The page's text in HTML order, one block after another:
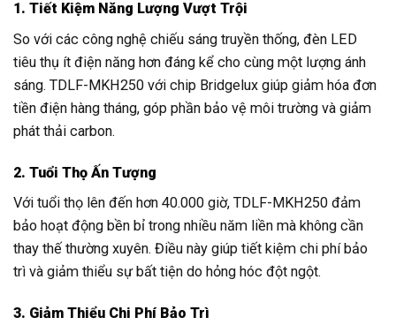
1. Tiết Kiệm Năng Lượng Vượt Trội
So với các công nghệ chiếu sáng truyền thống, đèn LED
tiêu thụ ít điện năng hơn đáng kể cho cùng một lượng ánh
sáng. TDLF-MKH250 với chip Bridgelux giúp giảm hóa đơn
tiền điện hàng tháng, góp phần bảo vệ môi trường và giảm
phát thải carbon.
2. Tuổi Thọ Ấn Tượng
Với tuổi thọ lên đến hơn 40.000 giờ, TDLF-MKH250 đảm
bảo hoạt động bền bỉ trong nhiều năm liền mà không cần
thay thế thường xuyên. Điều này giúp tiết kiệm chi phí bảo
trì và giảm thiểu sự bất tiện do hỏng hóc đột ngột.
3. Giảm Thiểu Chi Phí Bảo Trì